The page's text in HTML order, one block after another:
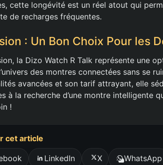
cette longévité est un réel atout qui
de recharges fréquentes.
: Un Bon Choix Pour les
la Dizo Watch R Talk représente une
des montres connectées sans se
avancées et son tarif attrayant, elle
à la recherche d’une montre intelligente
!
cet article
LinkedIn X WhatsApp